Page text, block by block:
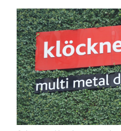
Klöckner
&
Co
підтверджена,
оскільки
Worthington
Steel
вступає
в
переговори